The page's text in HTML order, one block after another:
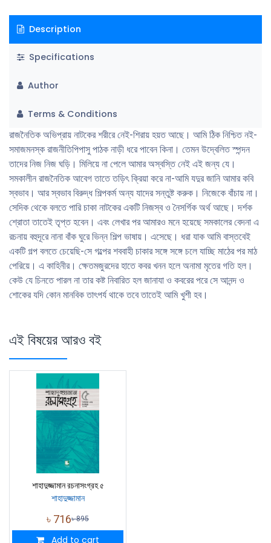
Description
Specifications
Author
Terms & Conditions
রাজনৈতিক অভিপ্রায় নাটকের শরীরে নেই-শিরায় হয়ত আছে। আমি ঠিক নিশ্চিত নই-
সমাজমনস্ক রাজনীতিপিপাসু পাঠক নাড়ী ধরে পাবেন কিনা। তেমন উদ্বেলিত স্পন্দন
তাদের নিজ নিজ ঘড়ি। মিলিয়ে না পেলে আমার অস্বস্তি নেই এই জন্য যে।
সমকালীন রাজনৈতিক আবেগ তাতে তড়িৎ ক্রিয়া করে না-আমি যদুর জানি আমার কবি
স্বভাব। আর স্বভাব বিরুদ্ধ শিল্পকর্ম অন্য যাদের সন্তুষ্ট করুক। নিজেকে বাঁচায় না।
সেদিক থেকে বলতে পারি চাকা নাটকের একটি নিজস্ব ও নৈসর্গিক অর্থ আছে। দর্শক
শ্রোতা তাতেই তৃপ্ত হবেন। এবং লেখার পর আমারও মনে হয়েছে সমকালের বেদনা এ
রচনায় বহুদূরে নানা বাঁক ঘুরে ভিন্ন শিল্প ভাষায়। এসেছে। ধরা যাক আমি বাস্তবেই
একটি গল্প বলতে চেয়েছি-সে গল্পের শববাহী চাকার সঙ্গে সঙ্গে চলে যাচ্ছি মাঠের পর মাঠ
পেরিয়ে। এ কাহিনীর। ক্ষেতমজুরদের হাতে কবর খনন হলে অনামা মৃতের গতি হল।
কেউ যে চিনতে পারল না তার কষ্ট নিবারিত হল জানাযা ও কবরের পরে সে আনন্দ ও
শােকের যদি কোন মানবিক তাৎপর্য থাকে তবে তাতেই আমি খুশী হব।
এই বিষয়ের আরও বই
শাহাদুজ্জামান রচনাসংগ্রহ ৫
শাহাদুজ্জামান
৳ 716৳895
Add to cart